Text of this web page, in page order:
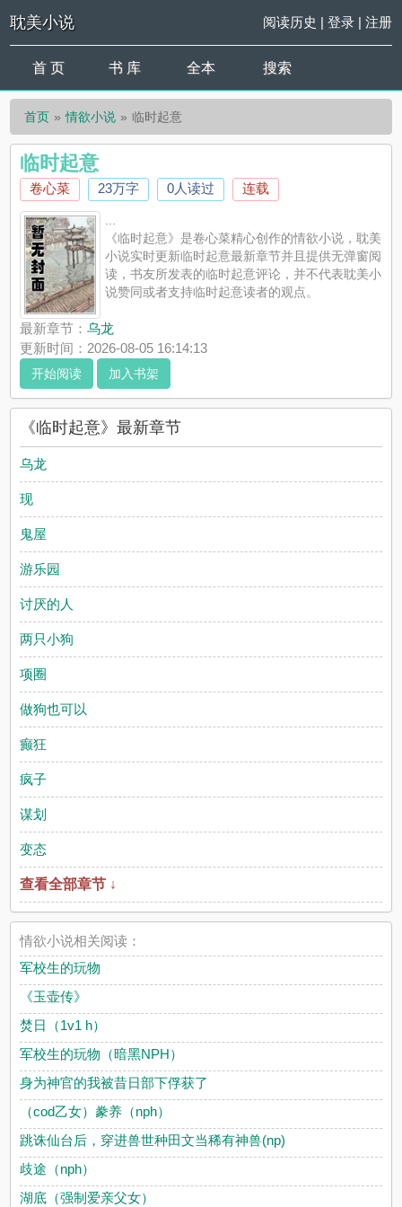
耽美小说 阅读历史 | 登录| 注册
首 页 书 库 全本 搜索
首页 情欲小说 临时起意
临时起意
卷心菜 23万字 0人读过 连载
《临时起意》是卷心菜精心创作的情欲小说，耽美
小说实时更新临时起意最新章节并且提供无弹窗阅
读，书友所发表的临时起意评论，并不代表耽美小
说赞同或者支持临时起意读者的观点。
最新章节：乌龙
更新时间：2026-08-05 16:14:13
开始阅读 加入书架
《临时起意》最新章节
乌龙
现
鬼屋
游乐园
讨厌的人
两只小狗
项圈
做狗也可以
癫狂
疯子
谋划
变态
查看全部章节 ↓
情欲小说相关阅读：
军校生的玩物
《玉壶传》
焚日（1v1 h）
军校生的玩物（暗黑NPH）
身为神官的我被昔日部下俘获了
（cod乙女）豢养（nph）
跳诛仙台后，穿进兽世种田文当稀有神兽(np)
歧途（nph）
湖底（强制爱亲父女）